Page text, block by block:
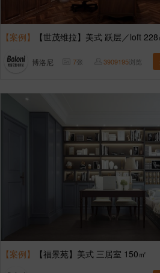
【案例】 【世茂维拉】美式 跃层／loft 228
博洛尼 7张 3909195浏览
【案例】 【福景苑】美式 三居室 150㎡